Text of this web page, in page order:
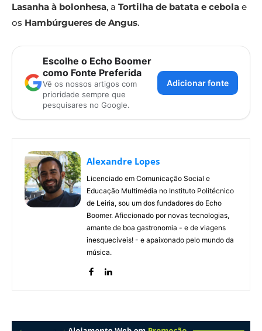
Lasanha à bolonhesa, a Tortilha de batata e cebola e
os Hambúrgueres de Angus.
Escolhe o Echo Boomer
como Fonte Preferida
Vê os nossos artigos com
prioridade sempre que
pesquisares no Google.
Adicionar fonte
Alexandre Lopes
Licenciado em Comunicação Social e
Educação Multimédia no Instituto Politécnico
de Leiria, sou um dos fundadores do Echo
Boomer. Aficcionado por novas tecnologias,
amante de boa gastronomia - e de viagens
inesquecíveis! - e apaixonado pelo mundo da
música.